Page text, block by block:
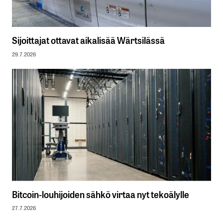
Sijoittajat ottavat aikalisää Wärtsilässä
29.7.2026
Bitcoin-louhijoiden sähkö virtaa nyt tekoälylle
27.7.2026